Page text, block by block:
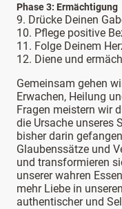
Phase 3: Ermächtigung
9. Drücke Deinen
10. Pflege positive
11. Folge Deinem
12. Diene und
Gemeinsam gehen
Erwachen, Heilung
Fragen meistern wir
die Ursache unseres
bisher darin
Glaubenssätze und
und transformieren
unserer wahren
mehr Liebe in
authentischer und